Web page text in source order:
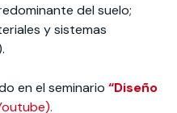
del suelo;
y sistemas
en el seminario “Diseño